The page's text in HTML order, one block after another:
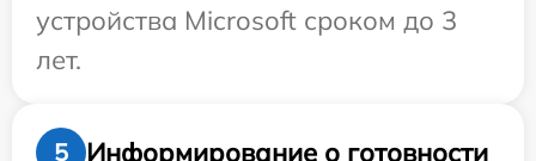
устройства Microsoft сроком до 3
лет.
5
Информирование о готовности